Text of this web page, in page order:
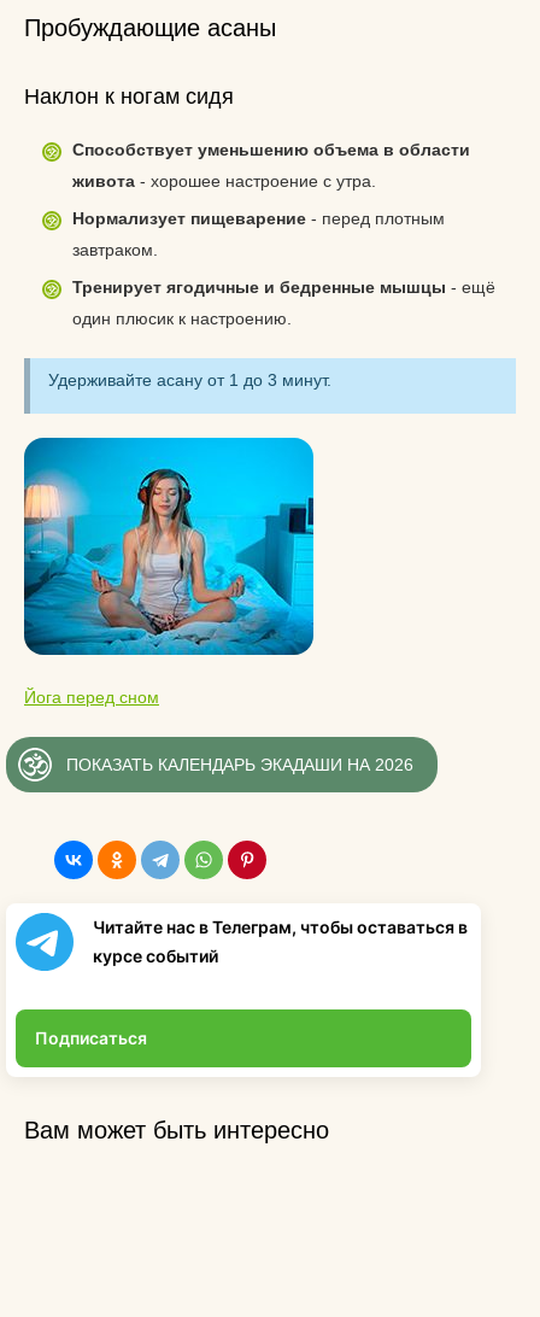
Пробуждающие асаны
Наклон к ногам сидя
Способствует уменьшению объема в области
живота - хорошее настроение с утра.
Нормализует пищеварение - перед плотным
завтраком.
Тренирует ягодичные и бедренные мышцы - ещё
один плюсик к настроению.
Удерживайте асану от 1 до 3 минут.
Йога перед сном
ПОКАЗАТЬ КАЛЕНДАРЬ ЭКАДАШИ НА 2026
Читайте нас в Телеграм, чтобы оставаться в
курсе событий
Подписаться
Вам может быть интересно